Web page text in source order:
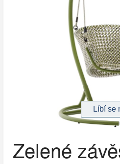
Zelené